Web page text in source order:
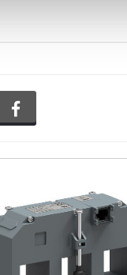
Google+en Twitter